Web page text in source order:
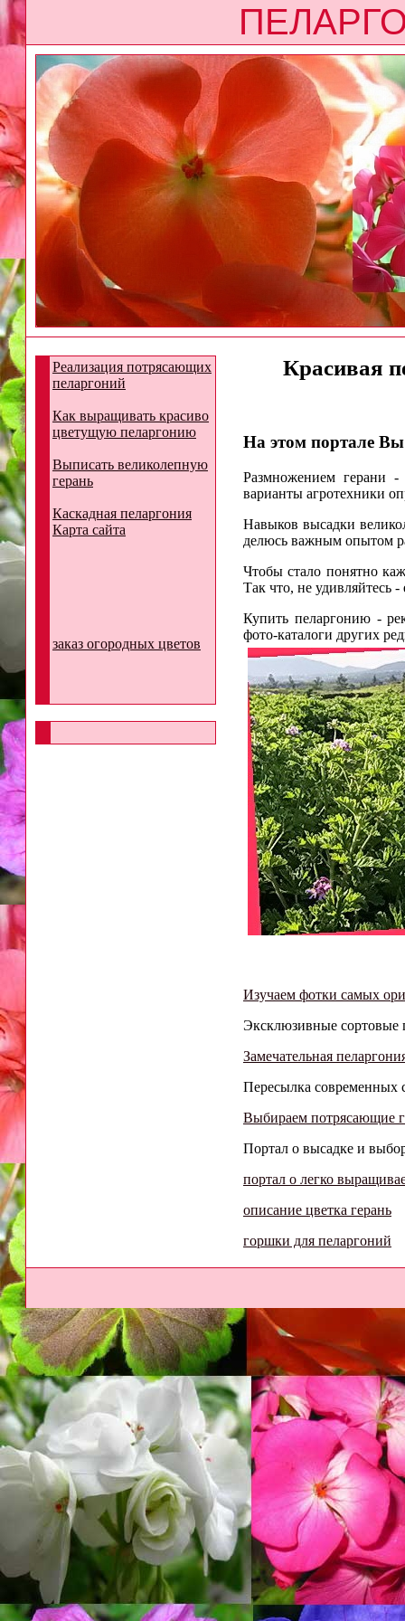
Реализация потрясающих
пеларгоний
Как выращивать красиво
цветущую пеларгонию
Выписать великолепную
герань
Каскадная пеларгония
Карта сайта
заказ огородных цветов
Красивая
На этом портале Вы
Размножением герани -
варианты агротехники
Навыков высадки
делюсь важным опытом
Чтобы стало понятно
Так что, не удивляйтесь
Купить пеларгонию -
фото-каталоги других
Изучаем фотки самых
Эксклюзивные сортовые
Замечательная
Пересылка современных
Выбираем потрясающие
Портал о высадке и
портал о легко
описание цветка герань
горшки для пеларгоний